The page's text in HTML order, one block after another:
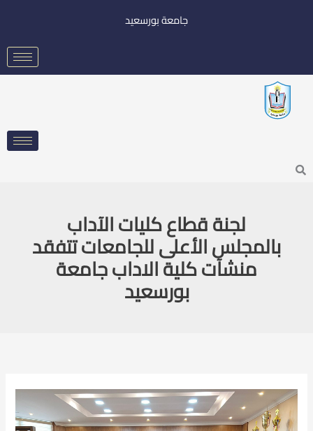
جامعة بورسعيد
Search
لجنة قطاع كليات الآداب
بالمجلس الأعلى للجامعات تتفقد
منشآت كلية الاداب جامعة
بورسعيد